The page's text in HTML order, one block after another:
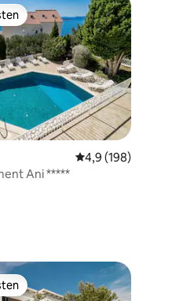
5 op 5, 125 recensies
Gemiddelde
4,9 (198)
Ani *****